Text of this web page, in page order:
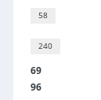
58
240
69
96